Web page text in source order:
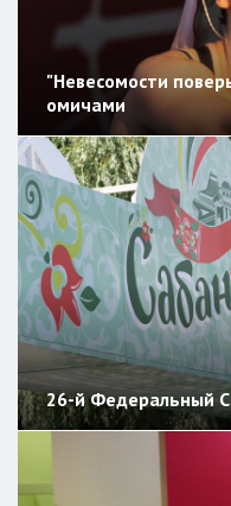
"Невесомости
омичами
26-й Федеральный